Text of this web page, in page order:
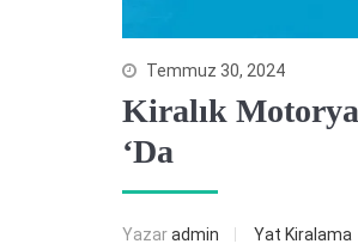
Temmuz 30, 2024
Kiralık
‘da
Yazaradmin Yat Kiralama